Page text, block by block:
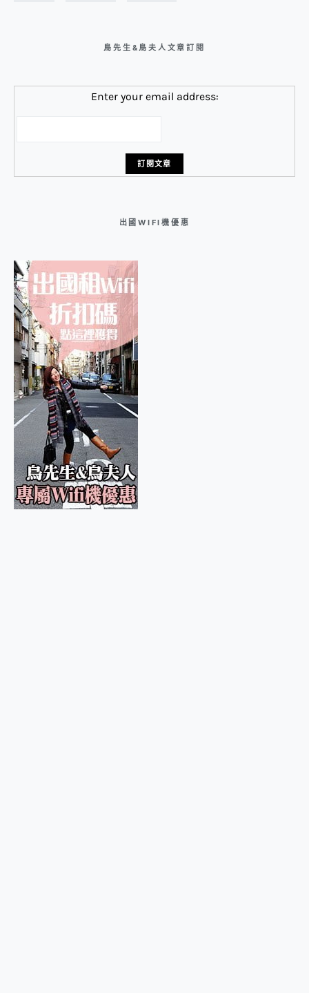
鳥先生&鳥夫人文章訂閱
Enter your email address:
出國WIFI機優惠